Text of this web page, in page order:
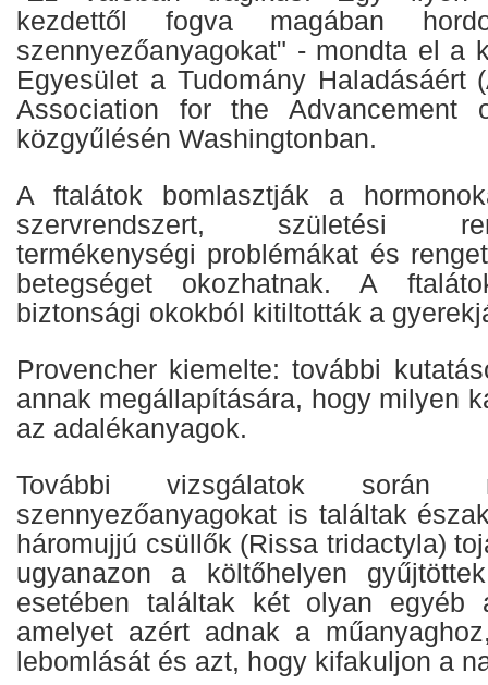
kezdettől fogva magában
szennyezőanyagokat" - mondta el a
Egyesület a Tudomány Haladásáért
Association for the Advancement
közgyűlésén Washingtonban.
A ftalátok bomlasztják a
szervrendszert, születési
termékenységi problémákat és
betegséget okozhatnak. A
biztonsági okokból kitiltották a
Provencher kiemelte: további
annak megállapítására, hogy milyen
az adalékanyagok.
További vizsgálatok során
szennyezőanyagokat is találtak
háromujjú csüllők (Rissa tridactyla)
ugyanazon a költőhelyen
esetében találtak két olyan egyéb
amelyet azért adnak a
lebomlását és azt, hogy kifakuljon a